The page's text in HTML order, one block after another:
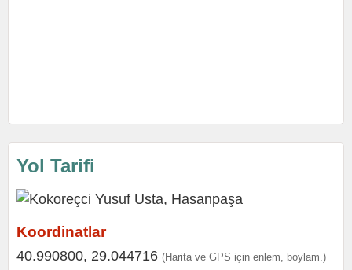
Yol Tarifi
Koordinatlar
40.990800, 29.044716 (Harita ve GPS için enlem, boylam.)